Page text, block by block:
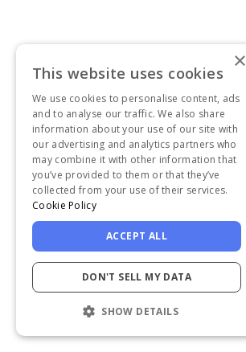
×
This website uses cookies
We use cookies to personalise content, ads
and to analyse our traffic. We also share
information about your use of our site with
our advertising and analytics partners who
may combine it with other information that
you’ve provided to them or that they’ve
collected from your use of their services.
Cookie Policy
ACCEPT ALL
DON'T SELL MY DATA
SHOW DETAILS